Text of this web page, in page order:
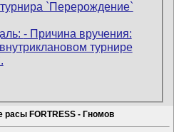
расы FORTRESS - Гномов